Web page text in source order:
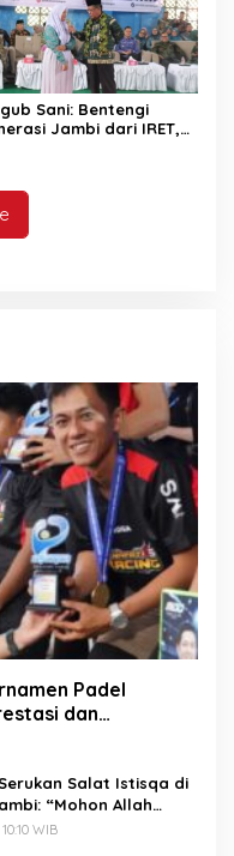
Sani: Bentengi
Jambi dari IRET,
Padel
dan
Salat Istisqa di
“Mohon Allah
Jambi”
WIB